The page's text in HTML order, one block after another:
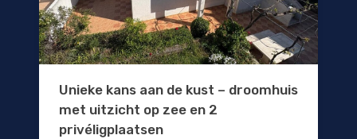
Unieke kans aan de kust – droomhuis
met uitzicht op zee en 2
privéligplaatsen